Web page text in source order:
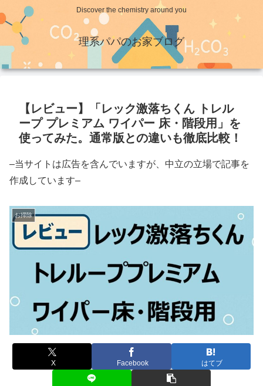
Discover the chemistry around you
理系パパのお家ブログ
【レビュー】「レック激落ちくん トレル
ープ プレミアム ワイパー 床・階段用」を
使ってみた。通常版との違いも徹底比較！
–当サイトは広告を含んでいますが、中立の立場で記事を
作成しています–
お掃除
X Facebook はてブ